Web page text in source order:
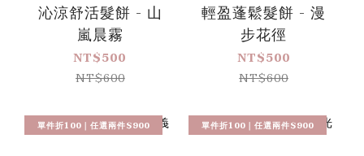
沁涼舒活髮餅 - 山
嵐晨霧
NT$500
NT$600
輕盈蓬鬆髮餅 - 漫
步花徑
NT$500
NT$600
單件折100｜任選兩件$900 單件折100｜任選兩件$900